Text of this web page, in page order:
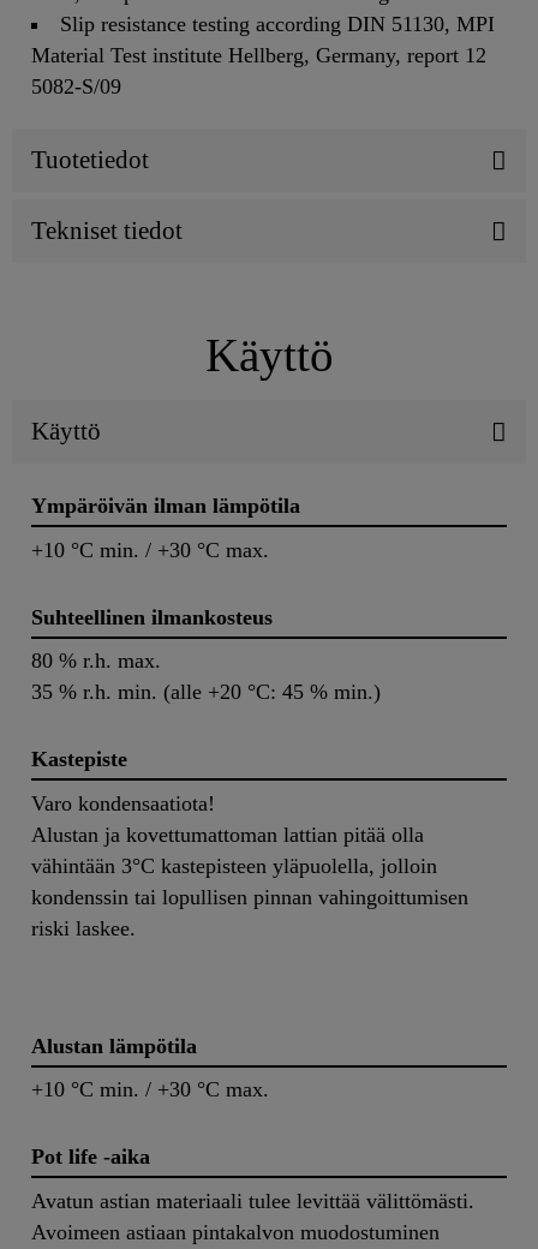
Slip resistance testing according DIN 51130, MPI
Material Test institute Hellberg, Germany, report 12
5082-S/09
Tuotetiedot
Tekniset tiedot
Käyttö
Käyttö
Ympäröivän ilman lämpötila
+10 °C min. / +30 °C max.
Suhteellinen ilmankosteus
80 % r.h. max.
35 % r.h. min. (alle +20 °C: 45 % min.)
Kastepiste
Varo kondensaatiota!
Alustan ja kovettumattoman lattian pitää olla
vähintään 3°C kastepisteen yläpuolella, jolloin
kondenssin tai lopullisen pinnan vahingoittumisen
riski laskee.
Alustan lämpötila
+10 °C min. / +30 °C max.
Pot life -aika
Avatun astian materiaali tulee levittää välittömästi.
Avoimeen astiaan pintakalvon muodostuminen